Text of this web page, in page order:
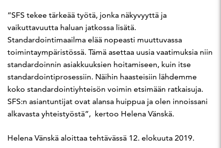
”SFS tekee tärkeää työtä, jonka näkyvyyttä ja
vaikuttavuutta haluan jatkossa lisätä.
Standardointimaailma elää nopeasti muuttuvassa
toimintaympäristössä. Tämä asettaa uusia vaatimuksia niin
standardoinnin asiakkuuksien hoitamiseen, kuin itse
standardointiprosessiin. Näihin haasteisiin lähdemme
koko standardointiyhteisön voimin etsimään ratkaisuja.
SFS:n asiantuntijat ovat alansa huippua ja olen innoissani
alkavasta yhteistyöstä”, kertoo Helena Vänskä.
Helena Vänskä aloittaa tehtävässä 12. elokuuta 2019.